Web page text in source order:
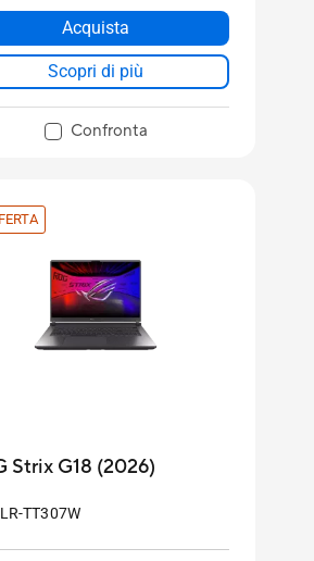
da 16" a 60 Hz
più grande con Smart
IR FHD con
facciale
Acquista
Scopri di più
Confronta
Strix G18 (2026)
TT307W